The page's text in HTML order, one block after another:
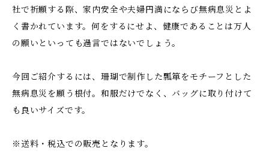
社で祈願する際、家内安全や夫婦円満にならび無病息災とよ
く書かれています。何をするにせよ、健康であることは万人
の願いといっても過言ではないでしょう。
今回ご紹介するには、珊瑚で制作した瓢箪をモチーフとした
無病息災を願う根付。和服だけでなく、バッグに取り付けて
も良いサイズです。
※送料・税込での販売となります。